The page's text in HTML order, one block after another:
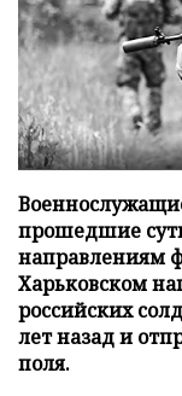
прошедшие
направлениям
Харьковском
российских
лет назад и
поля.